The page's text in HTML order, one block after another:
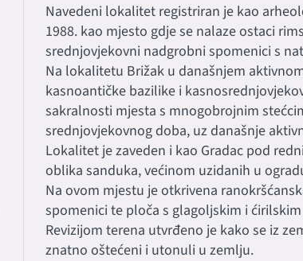
Navedeni lokalitet registriran je kao
1988. kao mjesto gdje se nalaze ostaci
srednjovjekovni nadgrobni spomenici s
Na lokalitetu Brižak u današnjem
kasnoantičke bazilike i
sakralnosti mjesta s mnogobrojnim
srednjovjekovnog doba, uz današnje
Lokalitet je zaveden i kao Gradac pod
oblika sanduka, većinom uzidanih u
Na ovom mjestu je otkrivena
spomenici te ploča s glagoljskim i
Revizijom terena utvrđeno je kako se iz
znatno oštećeni i utonuli u zemlju.